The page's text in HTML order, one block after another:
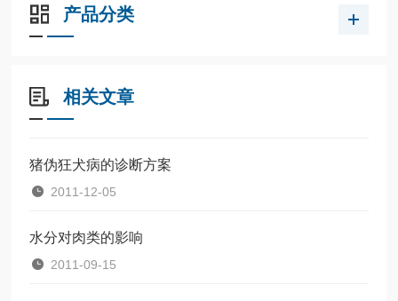
产品分类
相关文章
猪伪狂犬病的诊断方案
2011-12-05
水分对肉类的影响
2011-09-15